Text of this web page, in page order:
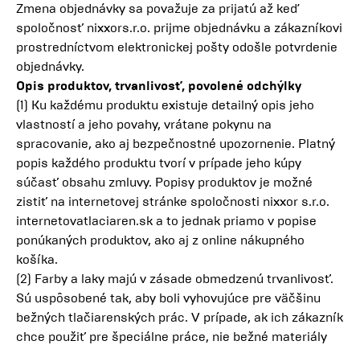
Zmena objednávky sa považuje za prijatú až keď
spoločnosť nixxors.r.o. prijme objednávku a zákazníkovi
prostredníctvom elektronickej pošty odošle potvrdenie
objednávky.
Opis produktov, trvanlivosť, povolené odchýlky
(1) Ku každému produktu existuje detailný opis jeho
vlastností a jeho povahy, vrátane pokynu na
spracovanie, ako aj bezpečnostné upozornenie. Platný
popis každého produktu tvorí v prípade jeho kúpy
súčasť obsahu zmluvy. Popisy produktov je možné
zistiť na internetovej stránke spoločnosti nixxor s.r.o.
internetovatlaciaren.sk a to jednak priamo v popise
ponúkaných produktov, ako aj z online nákupného
košíka.
(2) Farby a laky majú v zásade obmedzenú trvanlivosť.
Sú uspôsobené tak, aby boli vyhovujúce pre väčšinu
bežných tlačiarenských prác. V prípade, ak ich zákazník
chce použiť pre špeciálne práce, nie bežné materiály